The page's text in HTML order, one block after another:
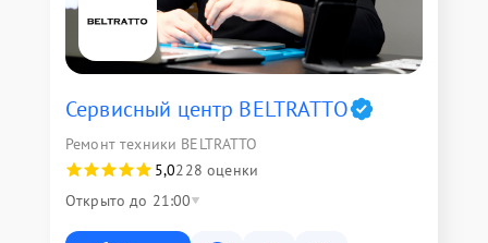
Сервисный центр BELTRATTO
Ремонт техники BELTRATTO
5,0228 оценки
Открыто до 21:00